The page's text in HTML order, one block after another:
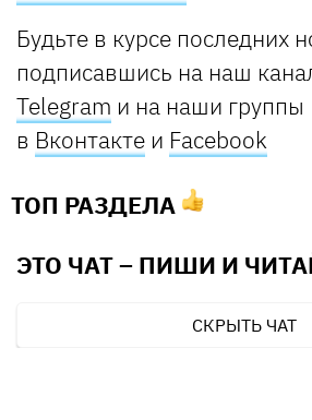
Будьте в курсе последних
подписавшись на наш
Telegram и на наши группы
в Вконтакте и Facebook
ТОП РАЗДЕЛА
ЭТО ЧАТ – ПИШИ И
СКРЫТЬ ЧАТ